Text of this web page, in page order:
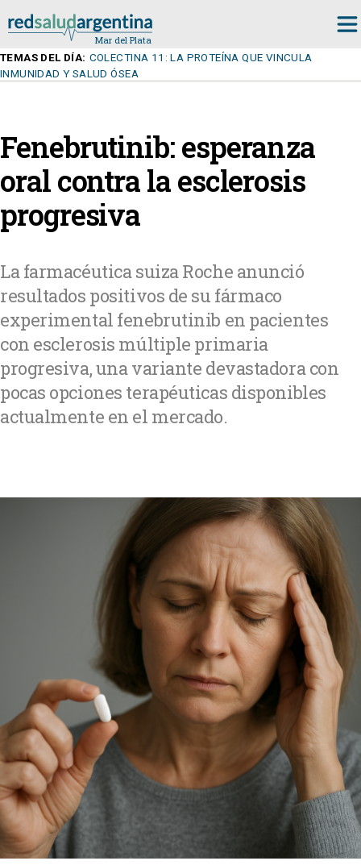
TEMAS DEL DÍA: COLECTINA 11: LA PROTEÍNA QUE VINCULA
INMUNIDAD Y SALUD ÓSEA
Fenebrutinib: esperanza
oral contra la esclerosis
progresiva
La farmacéutica suiza Roche anunció
resultados positivos de su fármaco
experimental fenebrutinib en pacientes
con esclerosis múltiple primaria
progresiva, una variante devastadora con
pocas opciones terapéuticas disponibles
actualmente en el mercado.